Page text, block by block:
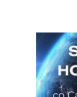
ПОВРЗАНИ ТЕМИ:
Заврши
децении